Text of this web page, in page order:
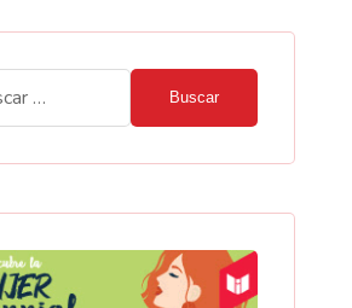
Buscar